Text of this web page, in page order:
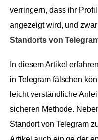
verringern, dass ihr
angezeigt wird, und
Standorts von
In diesem Artikel
in Telegram fälschen
leicht verständliche
sicheren Methode.
Standort von Telegram